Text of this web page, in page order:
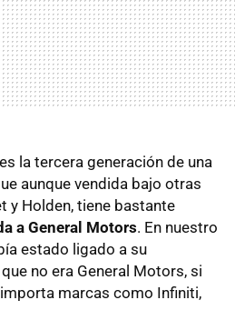
es la tercera generación de una
aunque vendida bajo otras
y Holden, tiene bastante
a General Motors. En nuestro
estado ligado a su
no era General Motors, si
marcas como Infiniti,